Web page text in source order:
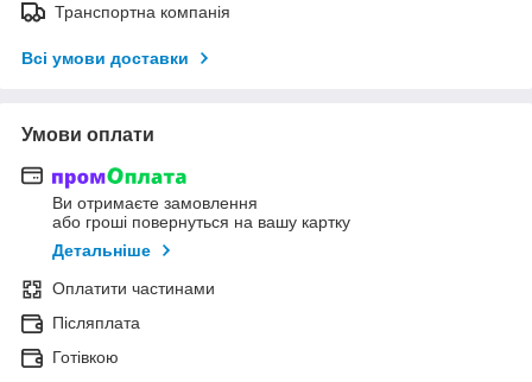
Транспортна компанія
Всі умови доставки
Умови оплати
Ви отримаєте замовлення
або гроші повернуться на вашу картку
Детальніше
Оплатити частинами
Післяплата
Готівкою